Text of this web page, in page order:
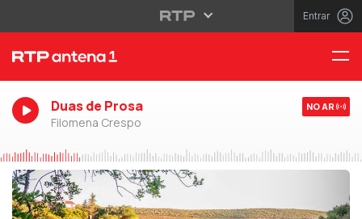
Entrar
Duas de Prosa
Filomena Crespo
NO AR